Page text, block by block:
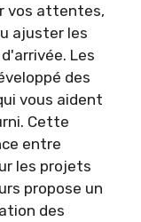
vos attentes,
ajuster les
Les
des
vous aident
Cette
entre
les projets
propose un
des